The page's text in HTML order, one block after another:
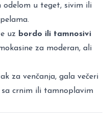
odelom u teget, sivim ili
uz bordo ili tamnosivi
za moderan, ali
za venčanja, gala večeri
sa crnim ili tamnoplavim